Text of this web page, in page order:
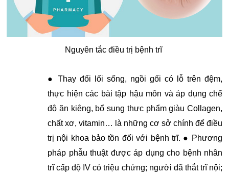
Nguyên tắc điều trị bệnh trĩ
● Thay đổi lối sống, ngồi gối có lỗ trên đệm,
thực hiện các bài tập hậu môn và áp dụng chế
độ ăn kiêng, bổ sung thực phẩm giàu Collagen,
chất xơ, vitamin… là những cơ sở chính để điều
trị nội khoa bảo tồn đối với bệnh trĩ. ● Phương
pháp phẫu thuật được áp dụng cho bệnh nhân
trĩ cấp độ IV có triệu chứng; người đã thắt trĩ nội;